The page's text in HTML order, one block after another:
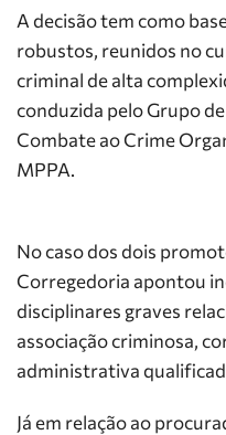
A decisão tem como
robustos, reunidos no
criminal de alta
conduzida pelo Grupo
Combate ao Crime
MPPA.
No caso dos dois
Corregedoria apontou
disciplinares graves
associação criminosa,
administrativa
Já em relação ao